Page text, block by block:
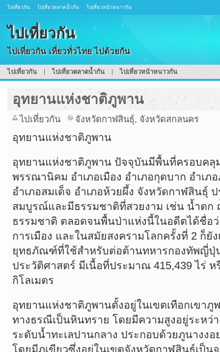
ไปเที่ยวกัน ไปเที่ยวตลาดน้ำกัน ไปเที่ยวหน้าหนาวกัน
ไปเที่ยวกัน
ไปเที่ยวกัน เที่ยวทั่วไทย ไปด้วยกัน
ไปเที่ยวกัน ไปเที่ยวตลาดน้ำกัน ไปเที่ยวหน้าหนาวกัน
อุทยานแห่งชาติภูพาน
ไปเที่ยวกัน จังหวัดกาฬสินธุ์, จังหวัดสกลนคร
อุทยานแห่งชาติภูพาน
อุทยานแห่งชาติภูพาน ปัจจุบันมีพื้นที่ครอบคลุ
พรรณานิคม อำเภอเมือง อำเภอกุดบาก อำเภ
อำเภอสมเด็จ อำเภอห้วยผึ้ง จังหวัดกาฬสินธุ์
สมบูรณ์และมีธรรมชาติที่สวยงาม เช่น น้ำตก
ธรรมชาติ ตลอดจนพื้นป่าแห่งนี้ในอดีตได้ชื่อ
การเมือง และในสมัยสงครามโลกครั้งที่ 2 ก็ยั
ยุทธภัณฑ์ที่ใช้สำหรับต่อต้านทหารกองทัพญี่ปุ่
ประวัติศาสตร์ มีเนื้อที่ประมาณ 415,439 ไร่ ห
กิโลเมตร
อุทยานแห่งชาติภูพานตั้งอยู่ในเขตเทือกเขา
ทางธรณีเป็นหินทราย โดยมีความสูงอยู่ระหว่า
ระดับน้ำทะเลปานกลาง ประกอบด้วยภูนางง
โดยมีภูเขียวซึ่งอยู่ในเขตจังหวัดกาฬสินธุ์เป็น